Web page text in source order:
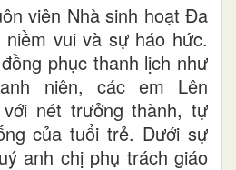
viên Nhà sinh hoạt Đa
vui và sự háo hức.
phục thanh lịch như
niên, các em Lên
nét trưởng thành, tự
của tuổi trẻ. Dưới sự
anh chị phụ trách giáo